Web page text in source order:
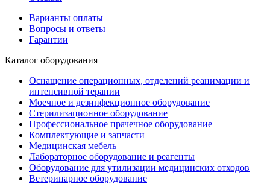
Варианты оплаты
Вопросы и ответы
Гарантии
Каталог оборудования
Оснащение операционных, отделений реанимации и
интенсивной терапии
Моечное и дезинфекционное оборудование
Стерилизационное оборудование
Профессиональное прачечное оборудование
Комплектующие и запчасти
Медицинская мебель
Лабораторное оборудование и реагенты
Оборудование для утилизации медицинских отходов
Ветеринарное оборудование